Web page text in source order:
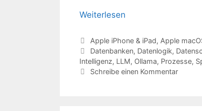
Weiterlesen
Kategorien
Apple iPhone & iPad, Apple
Schlagwörter
Datenbanken, Datenlogik,
Intelligenz, LLM, Ollama, Prozesse,
Schreibe einen Kommentar